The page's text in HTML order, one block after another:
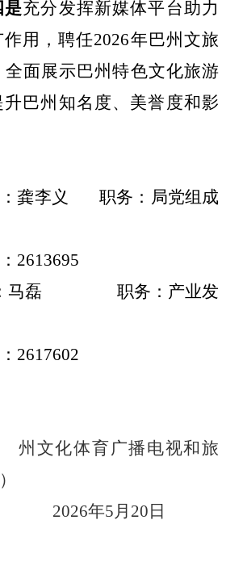
是充分发挥新媒体平台助力
用，聘任2026年巴州文旅
全面展示巴州特色文化旅游
巴州知名度、美誉度和影
龚李义
职务：局党组成
2613695
马磊
职务：产业发
2617602
州文化体育广播电视和旅
年5月 20 日